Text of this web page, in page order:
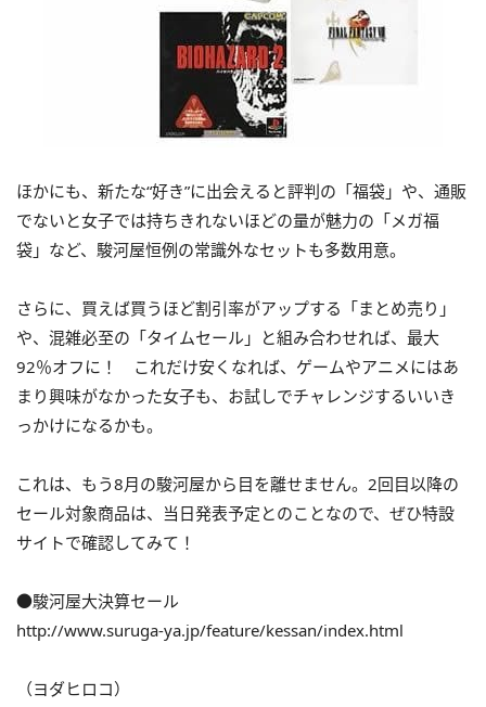
ほかにも、新たな“好き”に出会えると評判の「福袋」や、通販
でないと女子では持ちきれないほどの量が魅力の「メガ福
袋」など、駿河屋恒例の常識外なセットも多数用意。
さらに、買えば買うほど割引率がアップする「まとめ売り」
や、混雑必至の「タイムセール」と組み合わせれば、最大
92％オフに！ これだけ安くなれば、ゲームやアニメにはあ
まり興味がなかった女子も、お試しでチャレンジするいいき
っかけになるかも。
これは、もう8月の駿河屋から目を離せません。2回目以降の
セール対象商品は、当日発表予定とのことなので、ぜひ特設
サイトで確認してみて！
●駿河屋大決算セール
http://www.suruga-ya.jp/feature/kessan/index.html
（ヨダヒロコ）